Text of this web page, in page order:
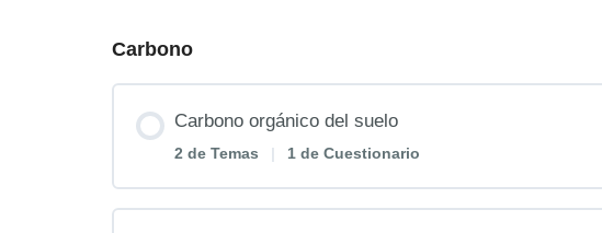
Carbono
Carbono orgánico del suelo
2 de Temas | 1 de Cuestionario